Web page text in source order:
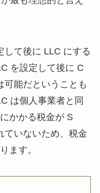
して後に LLC にする
を設定して後に C
可能だということも
は個人事業者と同
かかる税金が S
ていないため、税金
ます。